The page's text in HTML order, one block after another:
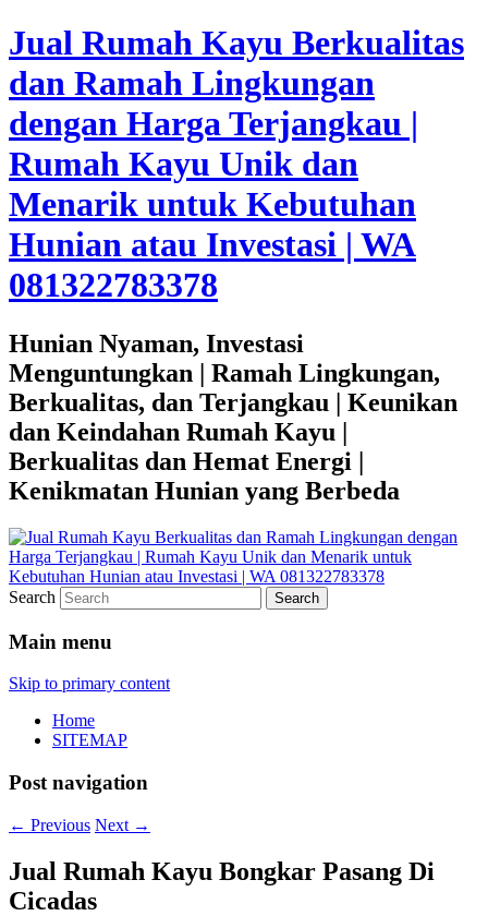
Jual Rumah Kayu Berkualitas
dan Ramah Lingkungan
dengan Harga Terjangkau |
Rumah Kayu Unik dan
Menarik untuk Kebutuhan
Hunian atau Investasi | WA
081322783378
Hunian Nyaman, Investasi
Menguntungkan | Ramah Lingkungan,
Berkualitas, dan Terjangkau | Keunikan
dan Keindahan Rumah Kayu |
Berkualitas dan Hemat Energi |
Kenikmatan Hunian yang Berbeda
Search
Main menu
Skip to primary content
Home
SITEMAP
Post navigation
← Previous Next →
Jual Rumah Kayu Bongkar Pasang Di
Cicadas